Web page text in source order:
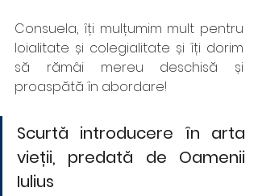
Consuela, îți mulțumim mult pentru
loialitate și colegialitate și îți dorim
să rămâi mereu deschisă și
proaspătă în abordare!
Scurtă introducere în arta
vieții, predată de Oamenii
Iulius